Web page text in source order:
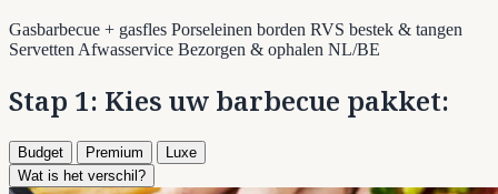
Gasbarbecue + gasfles Porseleinen borden RVS bestek & tangen
ServettenAfwasservice Bezorgen & ophalen NL/BE
Stap 1: Kies uw barbecue pakket:
Budget Premium
Luxe
Wat is het verschil?